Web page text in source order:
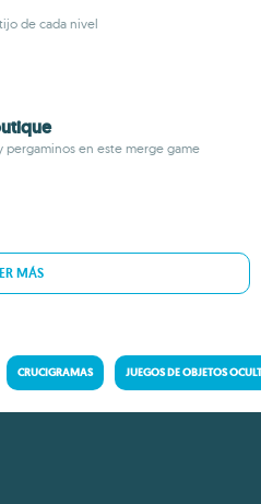
de cada nivel
pergaminos en este merge game
MÁS
CRUCIGRAMAS JUEGOS DE OBJETOS